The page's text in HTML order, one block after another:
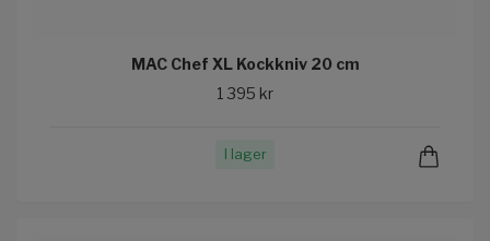
MAC Chef XL Kockkniv 20 cm
1 395 kr
I lager